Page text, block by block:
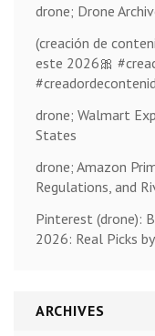
drone; Drone
(creación de
este 2026🎀
drone; Walmart
States
drone; Amazon
Regulations, and
Pinterest (drone):
2026: Real Picks
ARCHIVES